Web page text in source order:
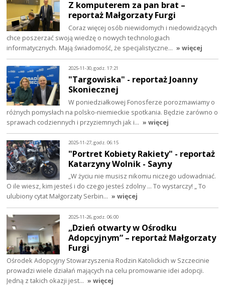
Z komputerem za pan brat –
reportaż Małgorzaty Furgi
Coraz więcej osób niewidomych i niedowidzących
chce poszerzać swoją wiedzę o nowych technologiach
informatycznych. Mają świadomość, że specjalistyczne… » więcej
2025-11-30, godz. 17:21
"Targowiska" - reportaż Joanny
Skoniecznej
W poniedziałkowej Fonosferze porozmawiamy o
różnych pomysłach na polsko-niemieckie spotkania. Będzie zarówno o
sprawach codziennych i przyziemnych jak i… » więcej
2025-11-27, godz. 06:15
"Portret Kobiety Rakiety" - reportaż
Katarzyny Wolnik - Sayny
„W życiu nie musisz nikomu niczego udowadniać.
O ile wiesz, kim jesteś i do czego jesteś zdolny ... To wystarczy! „ To
ulubiony cytat Małgorzaty Serbin… » więcej
2025-11-26, godz. 06:00
„Dzień otwarty w Ośrodku
Adopcyjnym” – reportaż Małgorzaty
Furgi
Ośrodek Adopcyjny Stowarzyszenia Rodzin Katolickich w Szczecinie
prowadzi wiele działań mających na celu promowanie idei adopcji.
Jedną z takich okazji jest… » więcej